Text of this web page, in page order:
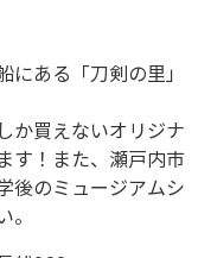
ある「刀剣の里」
か買えないオリジナ
す！また、瀬戸内市
後のミュージアムシ
。